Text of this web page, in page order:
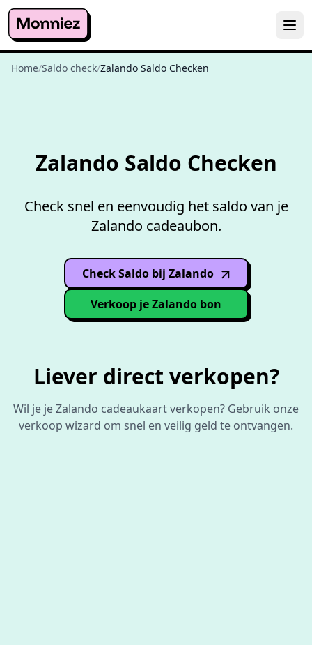
Home/Saldo check/Zalando Saldo Checken
Zalando Saldo Checken
Check snel en eenvoudig het saldo van je
Zalando cadeaubon.
Check Saldo bij Zalando
(opens innew window
Verkoop je Zalando bon
Liever direct verkopen?
Wil je je Zalando cadeaukaart verkopen? Gebruik onze
verkoop wizard om snel en veilig geld te ontvangen.